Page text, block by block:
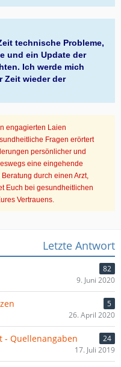
technische Probleme,
und ein Update der
Ich werde mich
Zeit wieder der
engagierten Laien
Fragen erörtert
persönlicher und
eine eingehende
durch einen Arzt,
Euch bei gesundheitlichen
Vertrauens.
Letzte Antwort
82
9. Juni 2020
5
26. April 2020
- Quellenangaben
24
17. Juli 2019